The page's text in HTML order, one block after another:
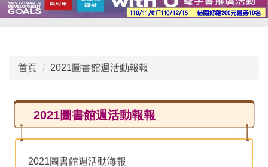
首頁 2021圖書館週活動報報
2021圖書館週活動報報
2021圖書館週活動海報